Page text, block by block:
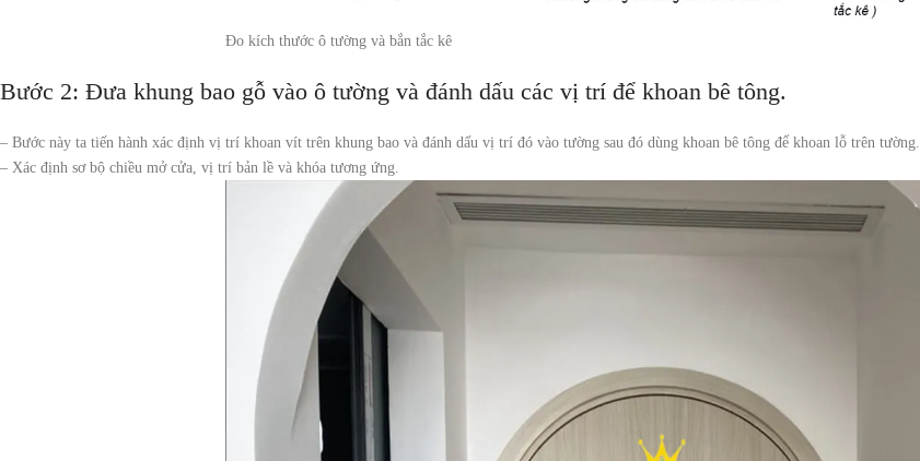
Đo kích thước ô tường và bắn tắc kê
Bước 2: Đưa khung bao gỗ vào ô tường và đánh dấu các vị trí để khoan bê tông.
– Bước này ta tiến hành xác định vị trí khoan vít trên khung bao và đánh dấu vị trí đó vào tường sau đó dùng khoan bê tông để khoan lỗ trên tường.
– Xác định sơ bộ chiều mở cửa, vị trí bản lề và khóa tương ứng.